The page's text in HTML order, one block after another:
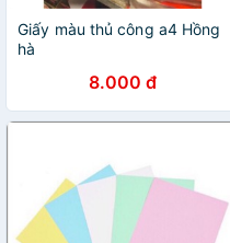
Giấy màu thủ công a4 Hồng
hà
8.000 đ